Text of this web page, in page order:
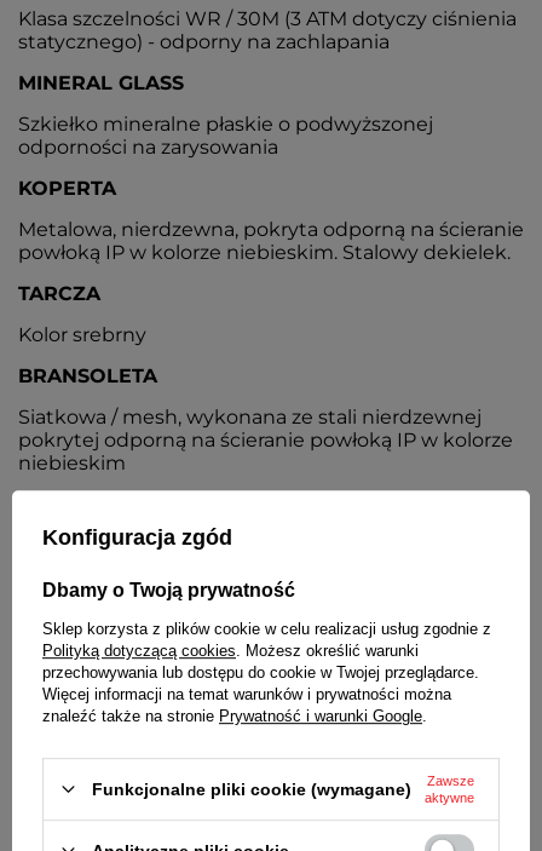
Klasa szczelności WR / 30M (3 ATM dotyczy ciśnienia
statycznego) - odporny na zachlapania
MINERAL GLASS
Szkiełko mineralne płaskie o podwyższonej
odporności na zarysowania
KOPERTA
Metalowa, nierdzewna, pokryta odporną na ścieranie
powłoką IP w kolorze niebieskim. Stalowy dekielek.
TARCZA
Kolor srebrny
BRANSOLETA
Siatkowa / mesh, wykonana ze stali nierdzewnej
pokrytej odporną na ścieranie powłoką IP w kolorze
niebieskim
Z możliwością regulacji, przesuwane
BATERIA
Orientacyjny czas działania zegarka bez
konieczności wymiany baterii - 3 lata
MECHANIZM
40 mm
Konfiguracja zgód
Dbamy o Twoją prywatność
Sklep korzysta z plików cookie w celu realizacji usług zgodnie z
Polityką dotyczącą cookies . Możesz określić warunki
przechowywania lub dostępu do cookie w Twojej przeglądarce.
Więcej informacji na temat warunków i prywatności można
znaleźć także na stronie Prywatność i warunki Google
Funkcjonalne pliki cookie (wymagane)
Zawsze
aktywne